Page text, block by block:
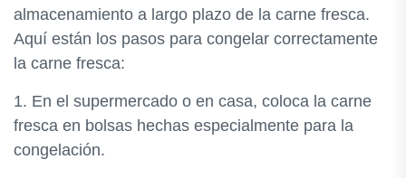
almacenamiento a largo plazo de la carne fresca.
Aquí están los pasos para congelar correctamente
la carne fresca:
1. En el supermercado o en casa, coloca la carne
fresca en bolsas hechas especialmente para la
congelación.